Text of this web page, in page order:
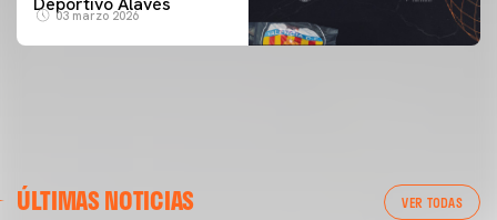
03 marzo 2026
ÚLTIMAS NOTICIAS VER TODAS